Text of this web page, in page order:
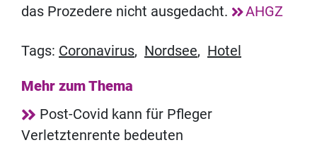
das Prozedere nicht ausgedacht.
AHGZ
Tags: Coronavirus, Nordsee, Hotel
Mehr zum Thema
Post-Covid kann für Pfleger
Verletztenrente bedeuten